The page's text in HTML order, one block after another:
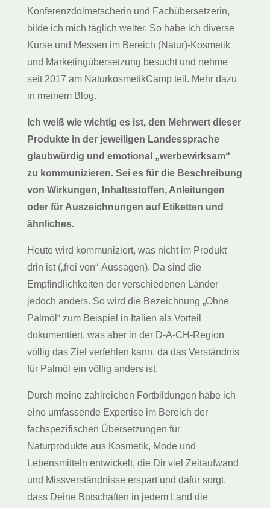
Konferenzdolmetscherin und Fachübersetzerin,
bilde ich mich täglich weiter. So habe ich diverse
Kurse und Messen im Bereich (Natur)-Kosmetik
und Marketingübersetzung besucht und nehme
seit 2017 am NaturkosmetikCampteil. Mehr dazu
in meinem Blog.
Ich weiß wie wichtig es ist, den Mehrwert dieser
Produkte in der jeweiligen Landessprache
glaubwürdig und emotional „werbewirksam“
zu kommunizieren. Sei es für die Beschreibung
von Wirkungen, Inhaltsstoffen, Anleitungen
oder für Auszeichnungen auf Etiketten und
ähnliches.
Heute wird kommuniziert, was nicht im Produkt
drin ist („frei von“-Aussagen). Da sind die
Empfindlichkeiten der verschiedenen Länder
jedoch anders. So wird die Bezeichnung „Ohne
Palmöl“ zum Beispiel in Italien als Vorteil
dokumentiert, was aber in der D-A-CH-Region
völlig das Ziel verfehlen kann, da das Verständnis
für Palmöl ein völlig anders ist.
Durch meine zahlreichen Fortbildungen habe ich
eine umfassende Expertise im Bereich der
fachspezifischen Übersetzungen für
Naturprodukte aus Kosmetik, Mode und
Lebensmitteln entwickelt, die Dir viel Zeitaufwand
und Missverständnisse erspart und dafür sorgt,
dass Deine Botschaften in jedem Land die